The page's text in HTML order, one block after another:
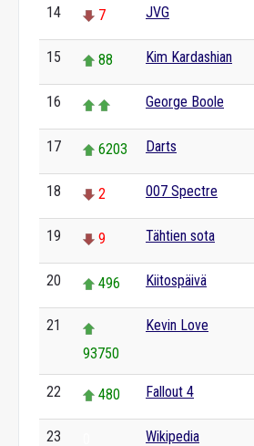
14 7 JVG
15 88 Kim Kardashian
16 George Boole
17 6203 Darts
18 2 007 Spectre
19 9 Tähtien sota
20 496 Kiitospäivä
21
93750
Kevin Love
22 480 Fallout 4
23 Wikipedia